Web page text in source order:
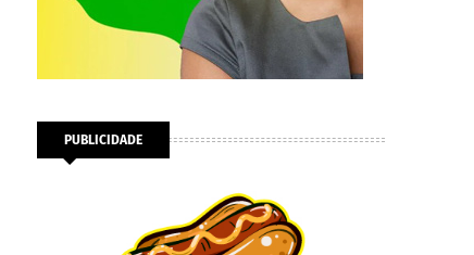
PUBLICIDADE